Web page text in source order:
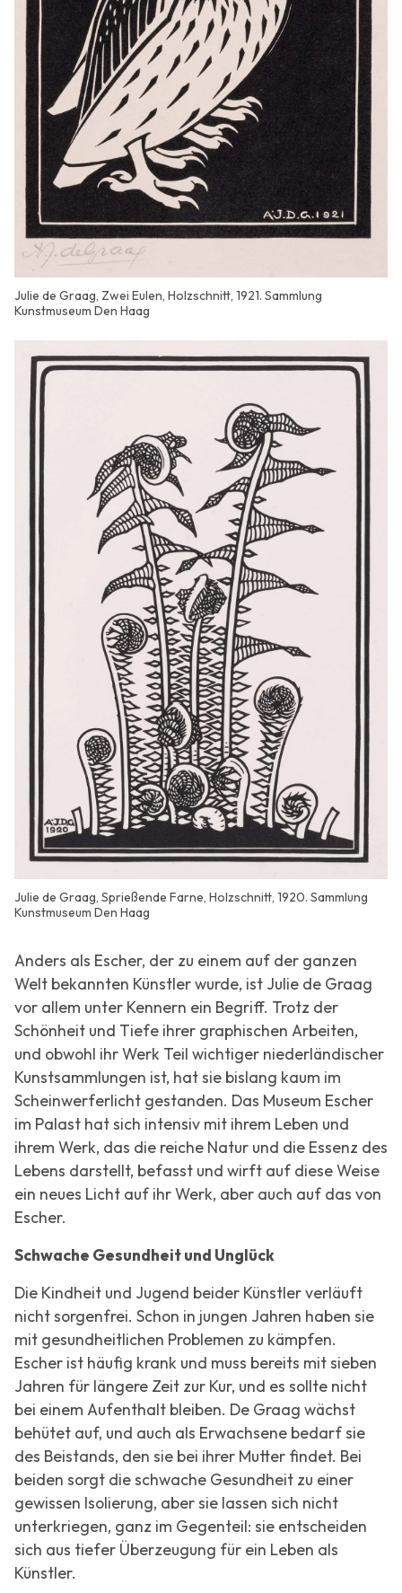
Julie de Graag, Zwei Eulen, Holzschnitt, 1921. Sammlung
Kunstmuseum Den Haag
Julie de Graag, Sprießende Farne, Holzschnitt, 1920. Sammlung
Kunstmuseum Den Haag
Anders als Escher, der zu einem auf der ganzen
Welt bekannten Künstler wurde, ist Julie de Graag
vor allem unter Kennern ein Begriff. Trotz der
Schönheit und Tiefe ihrer graphischen Arbeiten,
und obwohl ihr Werk Teil wichtiger niederländischer
Kunstsammlungen ist, hat sie bislang kaum im
Scheinwerferlicht gestanden. Das Museum Escher
im Palast hat sich intensiv mit ihrem Leben und
ihrem Werk, das die reiche Natur und die Essenz des
Lebens darstellt, befasst und wirft auf diese Weise
ein neues Licht auf ihr Werk, aber auch auf das von
Escher.
Schwache Gesundheit und Unglück
Die Kindheit und Jugend beider Künstler verläuft
nicht sorgenfrei. Schon in jungen Jahren haben sie
mit gesundheitlichen Problemen zu kämpfen.
Escher ist häufig krank und muss bereits mit sieben
Jahren für längere Zeit zur Kur, und es sollte nicht
bei einem Aufenthalt bleiben. De Graag wächst
behütet auf, und auch als Erwachsene bedarf sie
des Beistands, den sie bei ihrer Mutter findet. Bei
beiden sorgt die schwache Gesundheit zu einer
gewissen Isolierung, aber sie lassen sich nicht
unterkriegen, ganz im Gegenteil: sie entscheiden
sich aus tiefer Überzeugung für ein Leben als
Künstler.